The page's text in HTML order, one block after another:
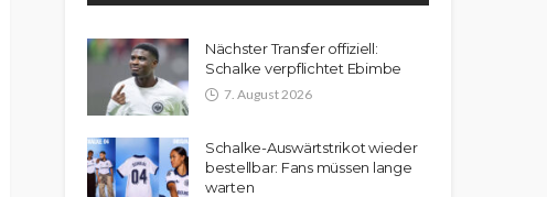
Nächster Transfer offiziell:
Schalke verpflichtet Ebimbe
7. August 2026
Schalke-Auswärtstrikot wieder
bestellbar: Fans müssen lange
warten